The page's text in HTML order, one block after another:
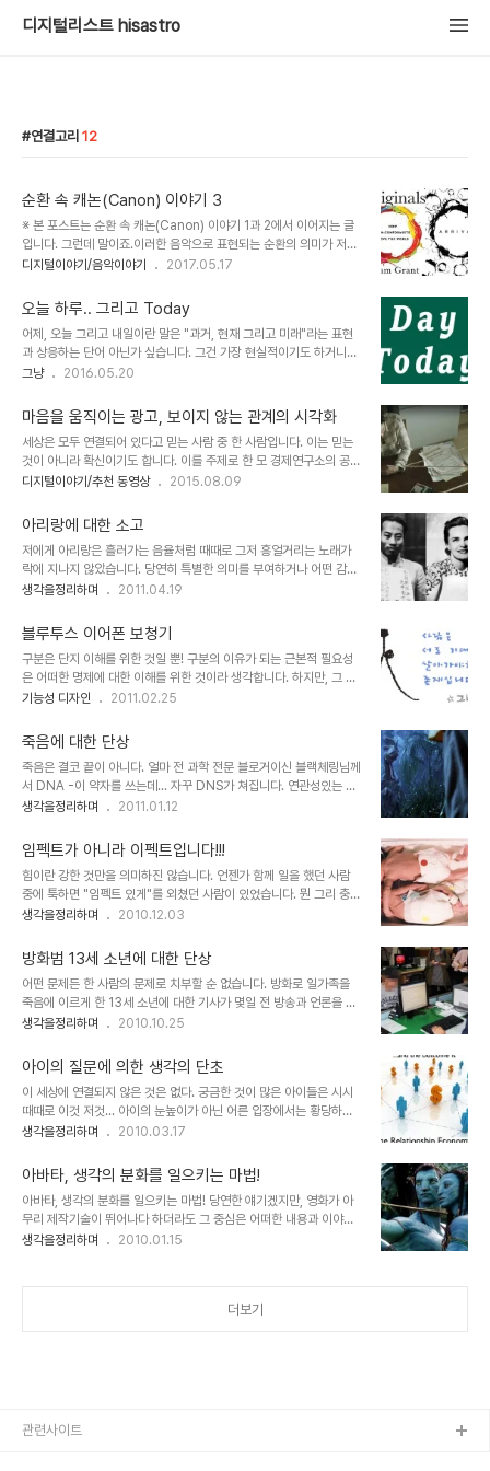
디지털리스트 hisastro
연결고리 12
순환 속 캐논(Canon) 이야기 3
※ 본 포스트는 순환 속 캐논(Canon) 이야기 1과 2에서 이어지는 글
입니다. 그런데 말이죠.이러한 음악으로 표현되는 순환의 의미가 저의
생각은 영화 "컨텍트"에서 외계인들이 제시했던 순환(선물이 될 수도
년 네이처(Nature)지에 논문으로 게시된 "뫼비우스 특성을 가진 방
향성 탄화수소 합성"에 관한 보고가 제 눈길을 사로잡았습니다. 그 논
문은 2003년 발표되었는데, 제목에 있는 것처럼 무한대적 순환을 상
징하는 뫼비우스의 띠가 과연 화학적 화합물 합성으로도 이어질 수 있
는가에 대한 여부를 증명하는 것이었습니다. 그 뫼비우스의 띠가 함의
(Canon)의 변주라고 할 수..
디지털이야기/음악이야기 2017.05.17
오늘 하루.. 그리고 Today
어제, 오늘 그리고 내일이란 말은 "과거, 현재 그리고 미래"라는 표현
과 상응하는 단어 아닌가 싶습니다. 그건 가장 현실적이기도 하거니와
어감으로도 가장 근접한 시제로써의 느낌이 부여되기 때문일 겁니다.
는.. 물리적이면서 동시에 논리적인 표현으로 이 보다 많이 사용되는
말도 없을 것 같습니다. 시간에 종속된 인간으로써 그럴 수 밖에 없겠
죠. 항상 현재는 매일 매일 오늘이고, 지금이니까요. 오늘을 생각하다
가 떠오른 인물이 있습니다. 연상작용에 의한 생각의 연결고리는 종종
이런 식으로 이어지곤 하는데요. 디지털 네트워크 시대가 오기 전, 전
매체였습니다. 어렴풋이라도 방송..
그냥 2016.05.20
마음을 움직이는 광고, 보이지 않는 관계의 시각화
세상은 모두 연결되어 있다고 믿는 사람 중 한 사람입니다. 이는 믿는
것이 아니라 확신이기도 합니다. 이를 주제로 한 모 경제연구소의 공모
를 통해 소개된 "우리는 이미연결되어 있다"는 제목의 아래 동영상은
영상을 보시다 보면 많은 공감을 하시게 될 겁니다. 스포일러가 될 수
있어 더는 말씀드리지 않겠습니다. 동영상이 공개된지 몇 해가 지나서
이미 보신 분들도 많을 테지만... 만일 못보셨다면 꼭 보시기 바랍니다.
상기 동영상이 나오지 않을 수 있습니다. 혹시 그렇다면 댓글로 알려주
시면 수정하도록 하겠습니다. 연결되어 있다는 건 나비효과라고 할 수
에서 상호적 영향을 끼치기..
디지털이야기/추천 동영상 2015.08.09
아리랑에 대한 소고
저에게 아리랑은 흘러가는 음율처럼 때때로 그저 흥얼거리는 노래가
락에 지나지 않았습니다. 당연히 특별한 의미를 부여하거나 어떤 감정
을 느낀적도 없습니다. 그건 아마도 현재를 살아가는 우리들 대다수가
으로 부터 최근 읽게 된 님웨일즈(본명: 헬렌 포스터 스노우)의『아리
랑』은 -보다 실제적으로는 김산(본명: 장지락)를 통해 님웨일즈가 집
필한- 서로 다른 내용이면서도 어딘가 연결고리로 이어지면서, 그 아
리랑에 대한 느낌이랄까요? 뚜렷하진 않지만 그 정서와 애환이 느껴졌
습니다. ▲ 김산(본명: 장지락)과 님웨일즈(헬렌 포스터 스노우의 필
니다. 하지만 근거나 자료로써는 몰라도 그 ..
생각을정리하며 2011.04.19
블루투스 이어폰 보청기
구분은 단지 이해를 위한 것일 뿐! 구분의 이유가 되는 근본적 필요성
은 어떠한 명제에 대한 이해를 위한 것이라 생각합니다. 하지만, 그 구
분이 왜곡되어 나와 너가 서로 다른 존재가 되도록 하는 부작용을 낳
다. 이러한 이야기를 디자인 관련 포스팅에서 언급한 이유는, -그 카테
고리 역시 구분이 목적이 아닌 단지 필요에 의한 것일 뿐이기도 하기에
어떤 이야기든 연관이 있다면 할 수 있는 것이라 생각하여...- 사람들
이 좋아하는 기호 내지 각기 지닌 서로 다른 장단점 이랄까요?... 또는
잘하는 것과 못하는 것... 아니면, 일반적인것과 특수한것... 등등의 이
인적으로 장애라는 말을..
기능성 디자인 2011.02.25
죽음에 대한 단상
죽음은 결코 끝이 아니다. 얼마 전 과학 전문 블로거이신 블랙체링님께
서 DNA -이 약자를 쓰는데... 자꾸 DNS가 쳐집니다. 연관성있는 것
에 익숙한 것... 그 습관이란 것이 새삼 간단한 것이 아님을 느끼게 합
만, DNA와 DNS가 지닌 성격은 그리 무관치 않다는 생각이 들더군
요. 좀 이상야릇함이 느껴졌습니다.- 와 관련한 "DNA는 죽지 않는
다"라는 제목의 글을 쓰셨고, 제가 전문적 식견을 가지고 있지는 않지
만, 관심을 지닌 내용이라서 관심있게 읽어 보게 되었습니다. 내용이
워낙 방대한 범위를 담고 있는지라 가볍게 볼 수 있는 포스트는 아니었
성하는 본 글은 블..
생각을정리하며 2011.01.12
임펙트가 아니라 이펙트입니다!!!
힘이란 강한 것만을 의미하진 않습니다. 언젠가 함께 일을 했던 사람
중에 툭하면 "임펙트 있게"를 외쳤던 사람이 있었습니다. 뭔 그리 충격
을 주고 싶었나 몰라도... 임펙트가 있어야 한다는 말을 어찌나 입에 달
이 나도 모르게 튀어나올 정도였습니다. 그런데, 우리 사회에서 보면
이런 류의 모습들이 적지 않이 보입니다. 뭔가 대단해 보여야만 하고,
특별해야 한다는 것. 그것이 실제적으로 아주 좋지 않더라도 말입니다.
하지만, 그것이 순간 그럴싸해 보이고 그럴듯하다고 느껴질지는 몰라
도 그 기운이 오래가지는 못하는 것 같습니다. 때때로 붐이 일어나서
럴만한 힘을 지닌 쪽에서 ..
생각을정리하며 2010.12.03
방화범 13세 소년에 대한 단상
어떤 문제든 한 사람의 문제로 치부할 순 없습니다. 방화로 일가족을
죽음에 이르게 한 13세 소년에 대한 기사가 몇일 전 방송과 언론을 떠
들썩하게 만들었습니다. 대단한 뉴스거리인양... 특종꺼리로써 이 사건
기삿거리로만 바라보는 듯 느껴집니다. 실제 뉴스가 될만한 대단한 사
건이 아니라고도 볼 순 없어도... -그게 아닌데, 그렇게 느끼는 건 그
사람만의 몫이라고 한다면 제 생각에 문제가 있는 것이겠지만... - 세
상 얘기들은 듣다보면 왠지 단절된 느낌이거나 그렇게 만들고자 하는
의도가 있는 것은 아닌가 싶은 적이 한두 번이 아닙니다. 과연 세상에
이 무엇이 있을까를 생각해..
생각을정리하며 2010.10.25
아이의 질문에 의한 생각의 단초
이 세상에 연결되지 않은 것은 없다. 궁금한 것이 많은 아이들은 시시
때때로 이것 저것... 아이의 눈높이가 아닌 어른 입장에서는 황당하기
도 하고 아무런 의미도 없다고 생각되는 것들까지 무차별적으로 질문
면 수없이 경험하는 일일일 겁니다.- 그럴때면... 가끔은 난감해지는
경우도 적지 않습니다. 제 아이의 경우도 정말로 뭐가 그리 궁금한 것
이 많은지 그 질문에 대해 답변하다 보면 나도 예전에 그랬나 싶기도
합니다. -물론, 아이들이 궁금해 하는 질문들에 대해 얼마나 잘 응대해
주느냐에 따라 아이가 성장하는데 좋은 자양분이 된다는 것을 잘 알기
생각을정리하며 2010.03.17
아바타, 생각의 분화를 일으키는 마법!
아바타, 생각의 분화를 일으키는 마법! 당연한 얘기겠지만, 영화가 아
무리 제작기술이 뛰어나다 하더라도 그 중심은 어떠한 내용과 이야기
를 담고 있느냐가 무엇보다도 중요한 요소일 겁니다. 몇해 전 수백억의
분하게 얼룩졌던 그때의 기억이 좋지는 않지만... 이야기 또는 내용과
생각을정리하며 2010.01.15
더보기
관련사이트